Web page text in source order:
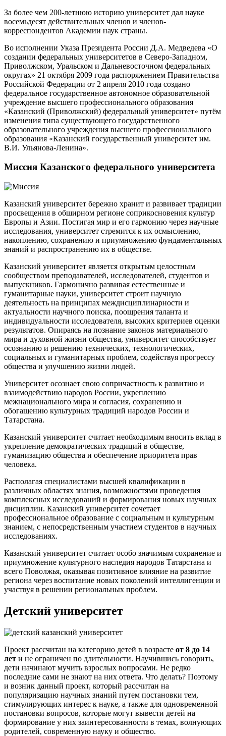
За более чем 200-летнюю историю университет дал науке
восемьдесят действительных членов и членов-
корреспондентов Академии наук страны.
Во исполнении Указа Президента России Д.А. Медведева «О
создании федеральных университетов в Северо-Западном,
Приволжском, Уральском и Дальневосточном федеральных
округах» 21 октября 2009 года распоряжением Правительства
Российской Федерации от 2 апреля 2010 года создано
федеральное государственное автономное образовательной
учреждение высшего профессионального образования
«Казанский (Приволжский) федеральный университет» путём
изменения типа существующего государственного
образовательного учреждения высшего профессионального
образования «Казанский государственный университет им.
В.И. Ульянова-Ленина».
Миссия Казанского федерального университета
Казанский университет бережно хранит и развивает традиции
просвещения в обширном регионе соприкосновения культур
Европы и Азии. Постигая мир и его гармонию через научные
исследования, университет стремится к их осмыслению,
накоплению, сохранению и приумножению фундаментальных
знаний и распространению их в обществе.
Казанский университет является открытым целостным
сообществом преподавателей, исследователей, студентов и
выпускников. Гармонично развивая естественные и
гуманитарные науки, университет строит научную
деятельность на принципах междисциплинарности и
актуальности научного поиска, поощрения таланта и
индивидуальности исследователя, высоких критериев оценки
результатов. Опираясь на познание законов материального
мира и духовной жизни общества, университет способствует
осознанию и решению технических, технологических,
социальных и гуманитарных проблем, содействуя прогрессу
общества и улучшению жизни людей.
Университет осознает свою сопричастность к развитию и
взаимодействию народов России, укреплению
межнационального мира и согласия, сохранению и
обогащению культурных традиций народов России и
Татарстана.
Казанский университет считает необходимым вносить вклад в
укрепление демократических традиций в обществе,
гуманизацию общества и обеспечение приоритета прав
человека.
Располагая специалистами высшей квалификации в
различных областях знания, возможностями проведения
комплексных исследований и формирования новых научных
дисциплин. Казанский университет сочетает
профессиональное образование с социальным и культурным
знанием, с непосредственным участием студентов в научных
исследованиях.
Казанский университет считает особо значимым сохранение и
приумножение культурного наследия народов Татарстана и
всего Поволжья, оказывая позитивное влияние на развитие
региона через воспитание новых поколений интеллигенции и
участвуя в решении региональных проблем.
Детский университет
Проект рассчитан на категорию детей в возрасте от 8 до 14
лет и не ограничен по длительности. Научившись говорить,
дети начинают мучить взрослых вопросами. Не редко
последние сами не знают на них ответа. Что делать? Поэтому
и возник данный проект, который рассчитан на
популяризацию научных знаний путем постановки тем,
стимулирующих интерес к науке, а также для одновременной
постановки вопросов, которые могут вывести детей на
формирование у них заинтересованности в темах, волнующих
родителей, современную науку и общество.